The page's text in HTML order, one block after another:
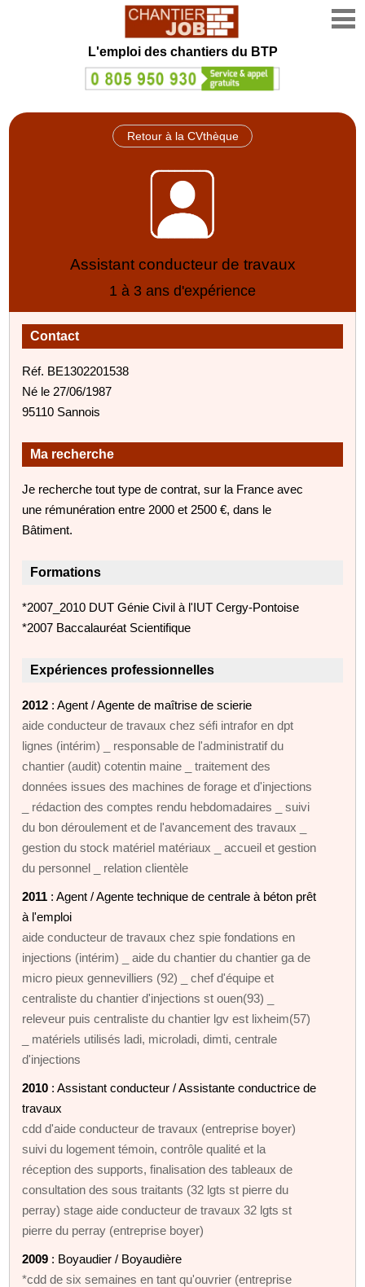
L'emploi des chantiers du BTP
Retour à la CVthèque
Assistant conducteur de travaux
1 à 3 ans d'expérience
Contact
Réf. BE1302201538
Né le 27/06/1987
95110 Sannois
Ma recherche
Je recherche tout type de contrat, sur la France avec
une rémunération entre 2000 et 2500 €, dans le
Bâtiment.
Formations
*2007_2010 DUT Génie Civil à l'IUT Cergy-Pontoise
*2007 Baccalauréat Scientifique
Expériences professionnelles
2012 : Agent / Agente de maîtrise de scierie
aide conducteur de travaux chez séfi intrafor en dpt
lignes (intérim) _ responsable de l'administratif du
chantier (audit) cotentin maine _ traitement des
données issues des machines de forage et d'injections
_ rédaction des comptes rendu hebdomadaires _ suivi
du bon déroulement et de l'avancement des travaux _
gestion du stock matériel matériaux _ accueil et gestion
du personnel _ relation clientèle
2011 : Agent / Agente technique de centrale à béton prêt
à l'emploi
aide conducteur de travaux chez spie fondations en
injections (intérim) _ aide du chantier du chantier ga de
micro pieux gennevilliers (92) _ chef d'équipe et
centraliste du chantier d'injections st ouen(93) _
releveur puis centraliste du chantier lgv est lixheim(57)
_ matériels utilisés ladi, microladi, dimti, centrale
d'injections
2010 : Assistant conducteur / Assistante conductrice de
travaux
cdd d'aide conducteur de travaux (entreprise boyer)
suivi du logement témoin, contrôle qualité et la
réception des supports, finalisation des tableaux de
consultation des sous traitants (32 lgts st pierre du
perray) stage aide conducteur de travaux 32 lgts st
pierre du perray (entreprise boyer)
2009 : Boyaudier / Boyaudière
*cdd de six semaines en tant qu'ouvrier (entreprise